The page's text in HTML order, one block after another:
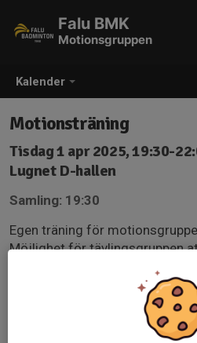
Kalender
Falu BMK
Motionsgruppen
Motionsträning
Tisdag 1 apr 2025, 19:30-
Lugnet D-hallen
Samling: 19:30
Egen träning för
Möjlighet för tävlingsgruppen